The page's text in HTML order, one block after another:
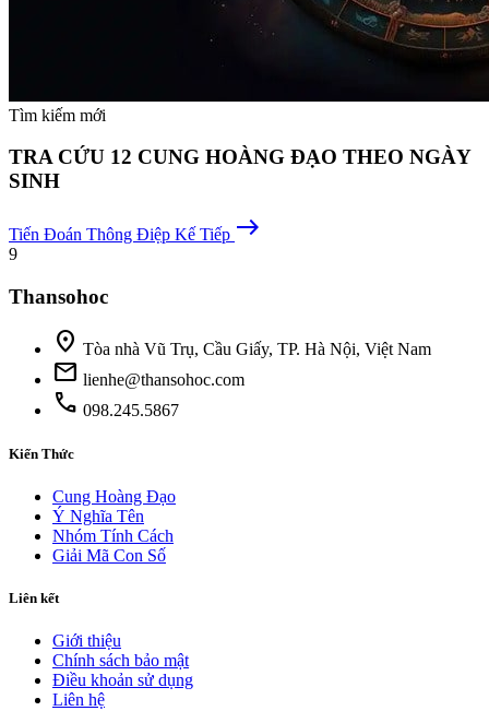
Tìm kiếm mới
TRA CỨU 12 CUNG HOÀNG ĐẠO THEO NGÀY
SINH
Tiến Đoán Thông Điệp Kế Tiếp east
9
Thansohoc
location_on Tòa nhà Vũ Trụ, Cầu Giấy, TP. Hà Nội, Việt Nam
mail lienhe@thansohoc.com
phone 098.245.5867
Kiến Thức
Cung Hoàng Đạo
Ý Nghĩa Tên
Nhóm Tính Cách
Giải Mã Con Số
Liên kết
Giới thiệu
Chính sách bảo mật
Điều khoản sử dụng
Liên hệ